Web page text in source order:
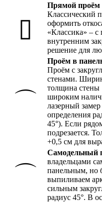
▯
Прямой проём
Классический
оформить
«Классика» –
внутренним
решение для
⌒
Проём в
Проём с
стенами.
толщина стены
широким
лазерный
определения
45°). Если
подрезается.
+0,5 см для
⌒
Самодельный
владельцами
панельным, но
выпиливаем
сильным
радиус 45°. В